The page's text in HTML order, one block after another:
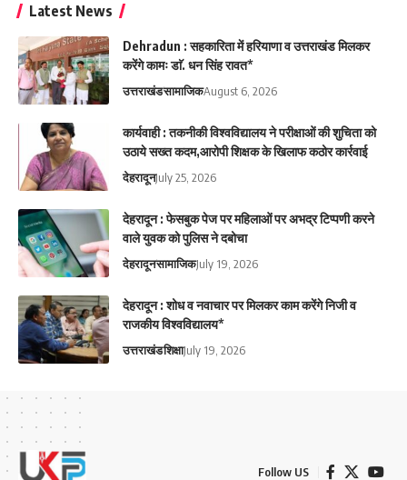
Latest News
Dehradun : सहकारिता में हरियाणा व उत्तराखंड मिलकर
करेंगे कामः डाॅ. धन सिंह रावत*
उत्तराखंडसामाजिकAugust 6, 2026
कार्यवाही : तकनीकी विश्वविद्यालय ने परीक्षाओं की शुचिता को
उठाये सख्त कदम,आरोपी शिक्षक के खिलाफ कठोर कार्रवाई
देहरादूनJuly 25, 2026
देहरादून : फेसबुक पेज पर महिलाओं पर अभद्र टिप्पणी करने
वाले युवक को पुलिस ने दबोचा
देहरादूनसामाजिकJuly 19, 2026
देहरादून : शोध व नवाचार पर मिलकर काम करेंगे निजी व
राजकीय विश्वविद्यालय*
उत्तराखंडशिक्षाJuly 19, 2026
Follow US